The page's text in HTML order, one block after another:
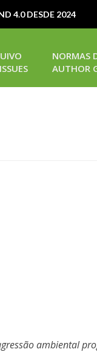
4.0 DESDE 2024
NORMAS
AUTHOR
ambiental